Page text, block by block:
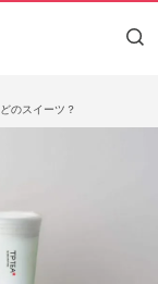
のスイーツ？